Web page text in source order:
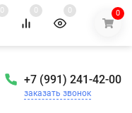
0 0 0 0
+7 (991) 241-42-00
заказать звонок